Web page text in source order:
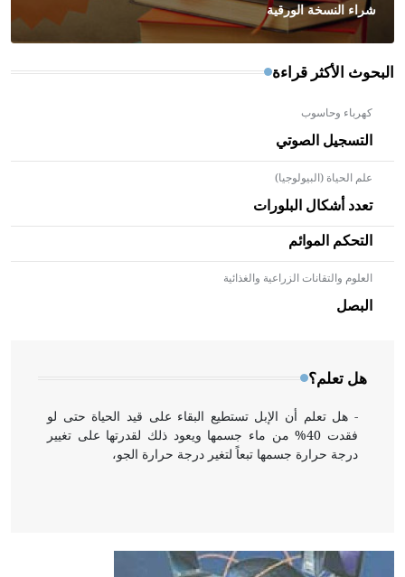
شراء النسخة الورقية
البحوث الأكثر قراءة
كهرباء وحاسوب
التسجيل الصوتي
علم الحياة (البيولوجيا)
تعدد أشكال البلورات
التحكم الموائم
العلوم والتقانات الزراعية والغذائية
البصل
هل تعلم؟
- هل تعلم أن الأبلق نوع من الفنون الهندسية التي ارتبطت
بالعمارة الإسلامية في بلاد الشام ومصر خاصة، حيث يحرص
المعمار على بناء مداميكه وخاصة في الواجهات
- هل تعلم أن الإبل تستطيع البقاء على قيد الحياة حتى لو
فقدت 40% من ماء جسمها ويعود ذلك لقدرتها على تغيير
درجة حرارة جسمها تبعاً لتغير درجة حرارة الجو،
- هل تعلم أن أبقراط كتب في الطب أربعة مؤلفات هي:
الحكم، الأدلة، تنظيم التغذية، ورسالته في جروح الرأس.